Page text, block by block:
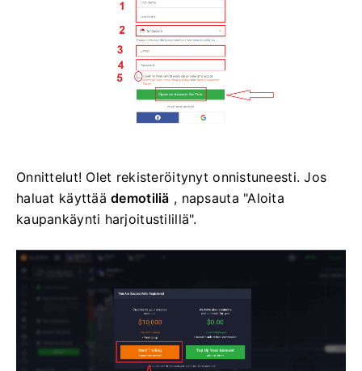
Onnittelut! Olet rekisteröitynyt onnistuneesti. Jos
haluat käyttäädemotiliä , napsauta "Aloita
kaupankäynti harjoitustilillä".